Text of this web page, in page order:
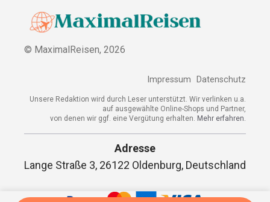
© MaximalReisen, 2026
Impressum Datenschutz
Unsere Redaktion wird durch Leser unterstützt. Wir verlinken u.a.
auf ausgewählte Online-Shops und Partner,
von denen wir ggf. eine Vergütung erhalten. Mehr erfahren.
Adresse
Lange Straße 3, 26122 Oldenburg, Deutschland